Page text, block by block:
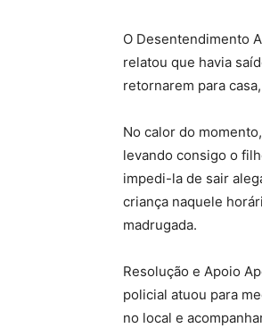
O Desentendimento
relatou que havia
retornarem para
No calor do
levando consigo o
impedi-la de sair
criança naquele
madrugada.
Resolução e Apoio
policial atuou para
no local e